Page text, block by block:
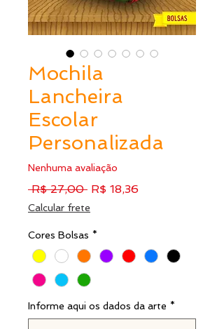
Mochila
Lancheira
Escolar
Personalizada
Nenhuma avaliação
R$ 27,00 Preço
R$ 18,36Preço
Calcular frete
Cores Bolsas *
Informe aqui os dados da arte *